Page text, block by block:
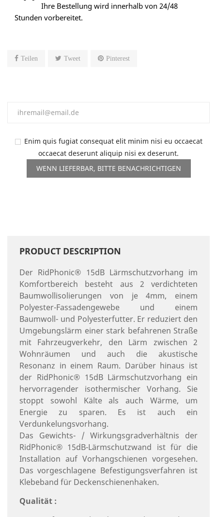
Ihre Bestellung wird innerhalb von 24/48
Stunden vorbereitet.
Teilen Tweet Pinterest
Enim quis fugiat consequat elit minim nisi eu occaecat
occaecat deserunt aliquip nisi ex deserunt.
WENN LIEFERBAR, BITTE BENACHRICHTIGEN
PRODUCT DESCRIPTION
Der RidPhonic® 15dB Lärmschutzvorhang im
Komfortbereich besteht aus 2 verdichteten
Baumwollisolierungen von je 4mm, einem
Polyester-Fassadengewebe und einem
Baumwoll- und Polyesterfutter. Er reduziert den
Umgebungslärm einer stark befahrenen Straße
mit Fahrzeugverkehr, den Lärm zwischen 2
Wohnräumen und auch die akustische
Resonanz in einem Raum. Darüber hinaus ist
der RidPhonic® 15dB Lärmschutzvorhang ein
hervorragender isothermischer Vorhang. Sie
stoppt sowohl Kälte als auch Wärme, um
Energie zu sparen. Es ist auch ein
Verdunkelungsvorhang.
Das Gewichts- / Wirkungsgradverhältnis der
RidPhonic® 15dB-Lärmschutzwand ist für die
Installation auf Vorhangschienen vorgesehen.
Das vorgeschlagene Befestigungsverfahren ist
Klebeband für Deckenschienenhaken.
Qualität :